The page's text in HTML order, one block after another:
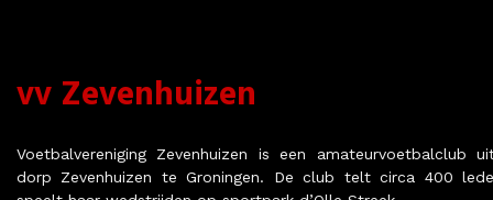
vv Zevenhuizen
Voetbalvereniging Zevenhuizen is een amateurvoetbalclub
dorp Zevenhuizen te Groningen. De club telt circa 400